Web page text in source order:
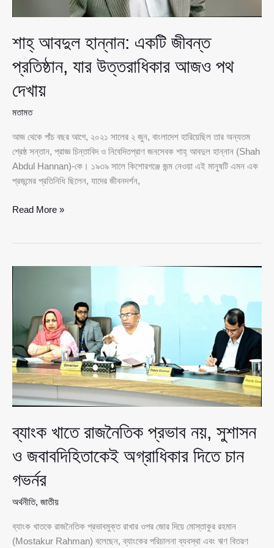
শাহ্ আবদুল হান্নান: একটি জীবন্ত
প্রতিষ্ঠান, যার উত্তরাধিকার আজও পথ
দেখায়
মতামত
আজ থেকে পাঁচ বছর আগে, ২০২১ সালের ২ জুন, বাংলাদেশ হারিয়েছিল তার অন্যতম
শ্রেষ্ঠ সন্তান, প্রাজ্ঞ চিন্তাবিদ ও নিবেদিতপ্রাণ জনসেবক শাহ্ আবদুল হান্নান (Shah
Abdul Hannan)-কে। ১৯৩৯ সালে কিশোরগঞ্জে জন্ম নেওয়া এই মানুষটি এমন এক
প্রজন্মের প্রতিনিধি ছিলেন, যাদের জীবনদর্শন,
শাহ্
জীবন্ত
উত্তরাধিকার
আজও
দেখায়
Read More »
ব্যাংক খাতে রাজনৈতিক প্রভাব নয়, সুশাসন
ও জবাবদিহিতাকেই অগ্রাধিকার দিতে চান
গভর্নর
অর্থনীতি, জাতীয়
ব্যাংক খাতকে রাজনৈতিক প্রভাবমুক্ত রাখার ওপর জোর দিয়ে মোস্তাকুর রহমান
(Mostakur Rahman) বলেছেন, ব্যাংকের পরিচালনা ব্যবস্থা এবং ঋণ বিতরণ